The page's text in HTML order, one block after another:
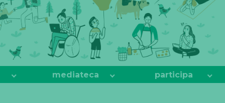
mediateca participa